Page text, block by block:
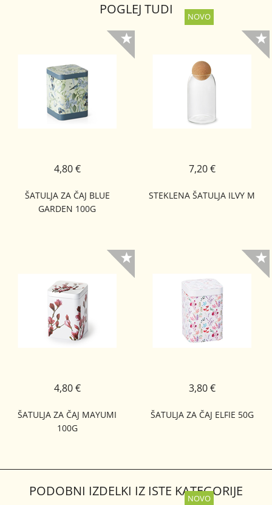
POGLEJ TUDI
ŠATULJA ZA ČAJ BLUE
GARDEN 100G
4,80 €
STEKLENA ŠATULJA ILVY M
7,20 €
ŠATULJA ZA ČAJ MAYUMI
100G
4,80 €
ŠATULJA ZA ČAJ ELFIE 50G
3,80 €
PODOBNI IZDELKI IZ ISTE KATEGORIJE